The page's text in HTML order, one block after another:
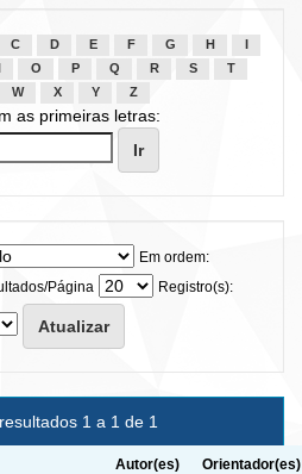
C D E F G H
O P Q R S
T
W X Y Z
as primeiras letras:
Em ordem:
Página
Registro(s):
1 a 1 de 1
Autor(es) Orientador(es)